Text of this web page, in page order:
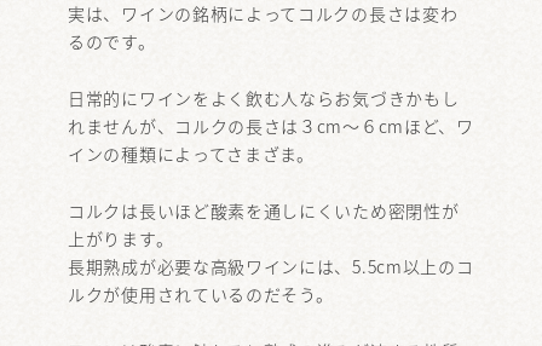
実は、ワインの銘柄によってコルクの長さは変わ
るのです。
日常的にワインをよく飲む人ならお気づきかもし
れませんが、コルクの長さは３cm～６cmほど、ワ
インの種類によってさまざま。
コルクは長いほど酸素を通しにくいため密閉性が
上がります。
長期熟成が必要な高級ワインには、5.5cm以上のコ
ルクが使用されているのだそう。